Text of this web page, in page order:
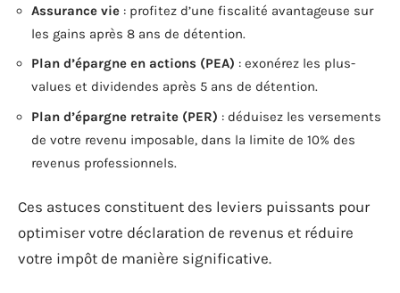
Assurance vie : profitez d’une fiscalité avantageuse sur
les gains après 8 ans de détention.
Plan d’épargne en actions (PEA) : exonérez les plus-
values et dividendes après 5 ans de détention.
Plan d’épargne retraite (PER) : déduisez les versements
de votre revenu imposable, dans la limite de 10% des
revenus professionnels.
Ces astuces constituent des leviers puissants pour
optimiser votre déclaration de revenus et réduire
votre impôt de manière significative.